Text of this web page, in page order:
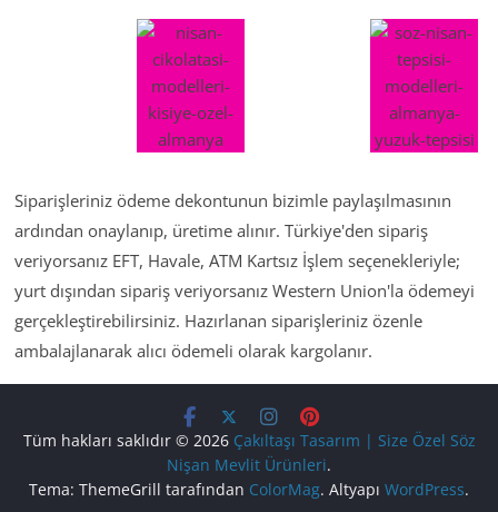
Siparişleriniz ödeme dekontunun bizimle paylaşılmasının
ardından onaylanıp, üretime alınır. Türkiye'den sipariş
veriyorsanız EFT, Havale, ATM Kartsız İşlem seçenekleriyle;
yurt dışından sipariş veriyorsanız Western Union'la ödemeyi
gerçekleştirebilirsiniz. Hazırlanan siparişleriniz özenle
ambalajlanarak alıcı ödemeli olarak kargolanır.
Tüm hakları saklıdır © 2026 Çakıltaşı Tasarım | Size Özel Söz
Nişan Mevlit Ürünleri.
Tema: ThemeGrill tarafından ColorMag. Altyapı WordPress.